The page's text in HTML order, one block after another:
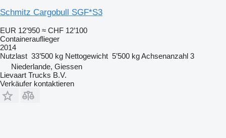
Schmitz Cargobull SGF*S3
EUR 12’950 ≈ CHF 12’100
Containerauflieger
2014
Nutzlast 33’500 kg Nettogewicht 5’500 kgAchsenanzahl 3
Niederlande, Giessen
Lievaart Trucks B.V.
Verkäufer kontaktieren